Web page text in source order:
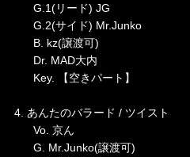
G.1(リード) JG
G.2(サイド) Mr.Junko
B. kz(譲渡可)
Dr. MAD大内
Key. 【空きパート】
4. あんたのバラード / ツイスト
Vo. 京ん
G. Mr.Junko(譲渡可)